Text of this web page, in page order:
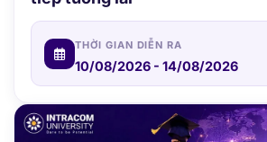
10/08/2026 - 14/08/2026